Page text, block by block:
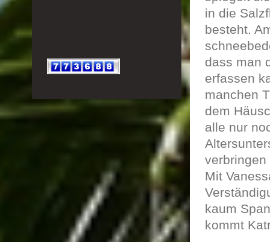
in die
besteht.
dass man
erfassen
manchen
dem
alle nur
Mit
kaum
kommt